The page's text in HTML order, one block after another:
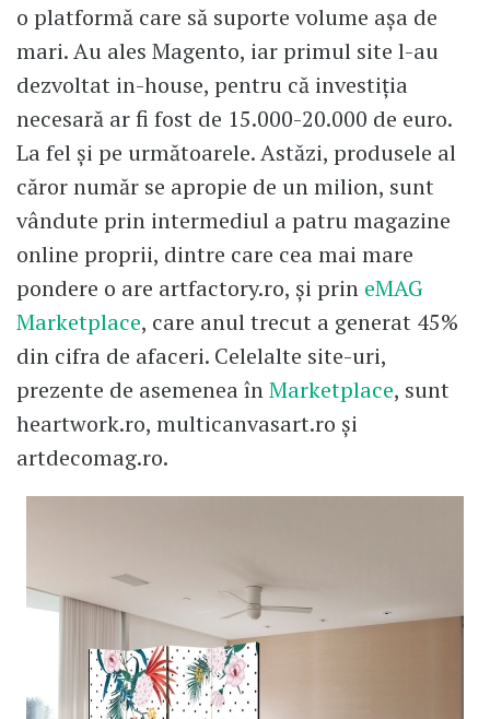
o platformă care să suporte volume așa de
mari. Au ales Magento, iar primul site l-au
dezvoltat in-house, pentru că investiția
necesară ar fi fost de 15.000-20.000 de euro.
La fel și pe următoarele. Astăzi, produsele al
căror număr se apropie de un milion, sunt
vândute prin intermediul a patru magazine
online proprii, dintre care cea mai mare
pondere o are artfactory.ro, și prin eMAG
Marketplace, care anul trecut a generat 45%
din cifra de afaceri. Celelalte site-uri,
prezente de asemenea înMarketplace, sunt
heartwork.ro, multicanvasart.ro și
artdecomag.ro.